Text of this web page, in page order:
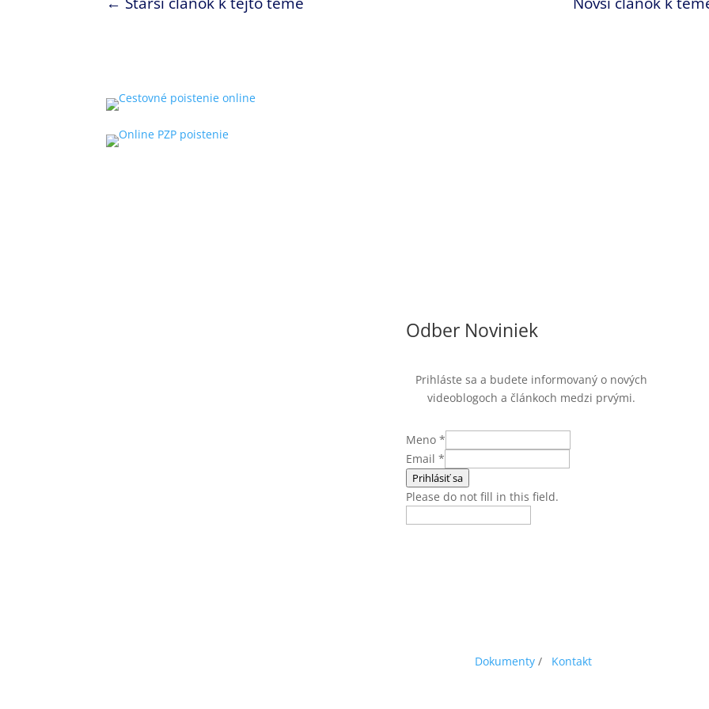
Odber Noviniek
Prihláste sa a budete informovaný o nových
videoblogoch a článkoch medzi prvými.
Meno *
Email *
Prihlásiť sa
Please do not fill in this field.
Dokumenty / Kontakt